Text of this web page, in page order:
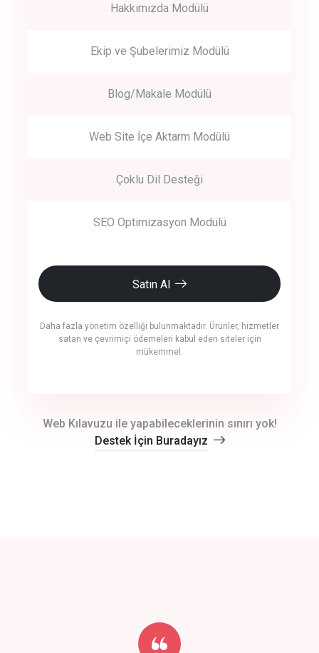
Hakkımızda Modülü
Ekip ve Şubelerimiz Modülü
Blog/Makale Modülü
Web Site İçe Aktarm Modülü
Çoklu Dil Desteği
SEO Optimizasyon Modülü
Satın Al
Daha fazla yönetim özelliği bulunmaktadır. Ürünler, hizmetler
satan ve çevrimiçi ödemeleri kabul eden siteler için
mükemmel.
Start by trying our service for 30 days free trial no credit card
Web Kılavuzu ile yapabileceklerinin sınırı yok!
Destek İçin Buradayız